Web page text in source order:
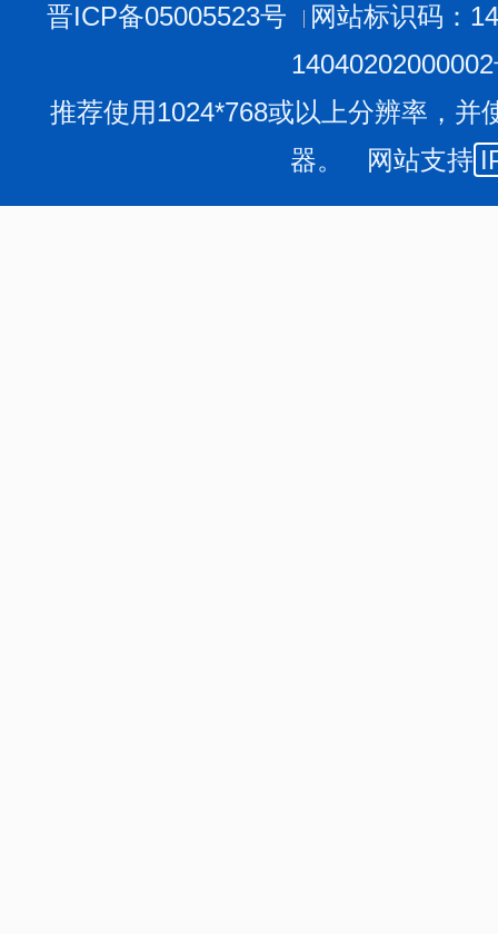
晋ICP备05005523号
网站标识码：
推荐使用1024*768或以上分辨率，并
器。 网站支持